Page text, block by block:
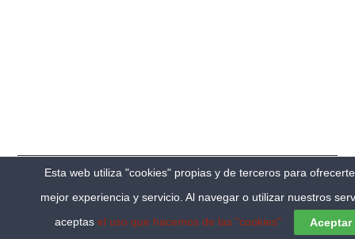
HABLEMOS DE MI SEGUNDO ENSAYO
Esta web utiliza "cookies" propias y de terceros para
mejor experiencia y servicio. Al navegar o utilizar nuestros
aceptas el uso que hacemos de las "cookies" Aceptar